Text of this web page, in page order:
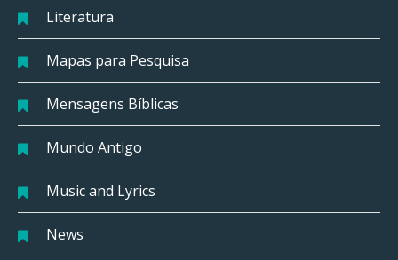
Literatura
Mapas para Pesquisa
Mensagens Bíblicas
Mundo Antigo
Music and Lyrics
News